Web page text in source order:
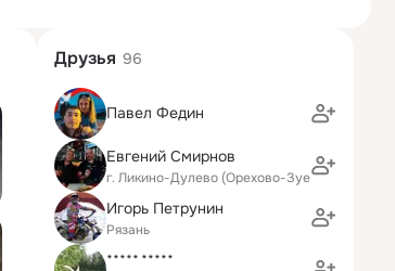
Друзья 96
Павел Федин
Евгений Смирнов
г. Ликино-Дулево (Орехово-Зуевский район)
Игорь Петрунин
Рязань
****** ******